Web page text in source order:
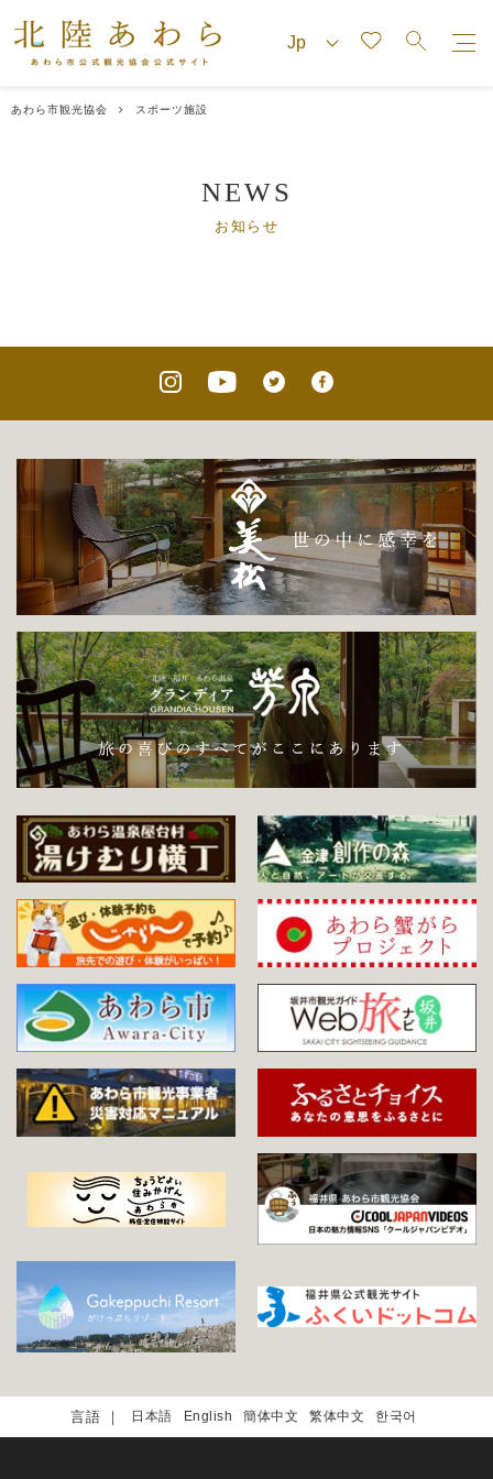
あわら市観光協会 スポーツ施設
NEWS
お知らせ
日本語 English 簡体中文 繁体中文 한국어